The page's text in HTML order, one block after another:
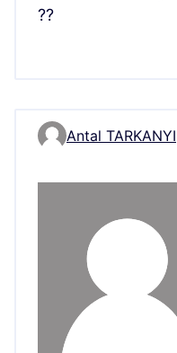
??
Comment 8284
Antal TARKANYI